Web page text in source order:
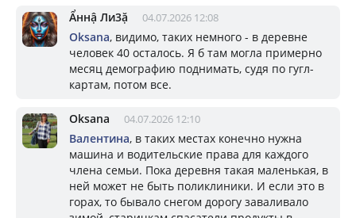
Ẩннậ Ли3ặ 04.07.2026 12:08
Oksana, видимо, таких немного - в деревне
человек 40 осталось. Я б там могла примерно
месяц демографию поднимать, судя по гугл-
картам, потом все.
Oksana 04.07.2026 12:10
Валентина, в таких местах конечно нужна
машина и водительские права для каждого
члена семьи. Пока деревня такая маленькая, в
ней может не быть поликлиники. И если это в
горах, то бывало снегом дорогу заваливало